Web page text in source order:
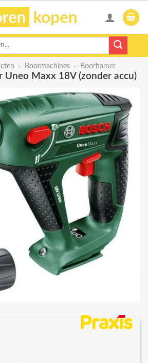
» Boormachines » Boorhamer
Uneo Maxx 18V (zonder accu)